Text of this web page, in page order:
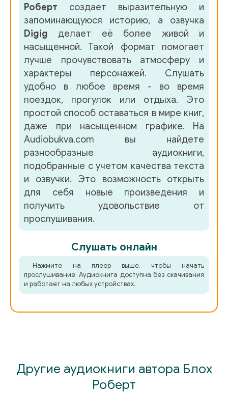
Роберт создает выразительную и
запоминающуюся историю, а озвучка
Digig делает её более живой и
насыщенной. Такой формат помогает
лучше прочувствовать атмосферу и
характеры персонажей. Слушать
удобно в любое время - во время
поездок, прогулок или отдыха. Это
простой способ оставаться в мире книг,
даже при насыщенном графике. На
Audiobukva.com вы найдете
разнообразные аудиокниги,
подобранные с учетом качества текста
и озвучки. Это возможность открыть
для себя новые произведения и
получить удовольствие от
прослушивания.
Слушать онлайн
Нажмите на плеер выше, чтобы начать
прослушивание. Аудиокнига доступна без скачивания
и работает на любых устройствах.
Другие аудиокниги автора Блох
Роберт